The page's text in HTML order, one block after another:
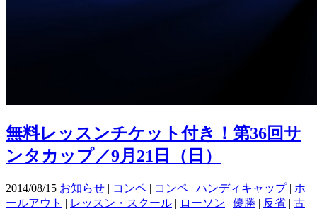
無料レッスンチケット付き！第36回サ
ンタカップ／9月21日（日）
2014/08/15 お知らせ | コンペ | コンペ | ハンディキャップ| ホ
ールアウト | レッスン・スクール | ローソン | 優勝 | 反省 | 古